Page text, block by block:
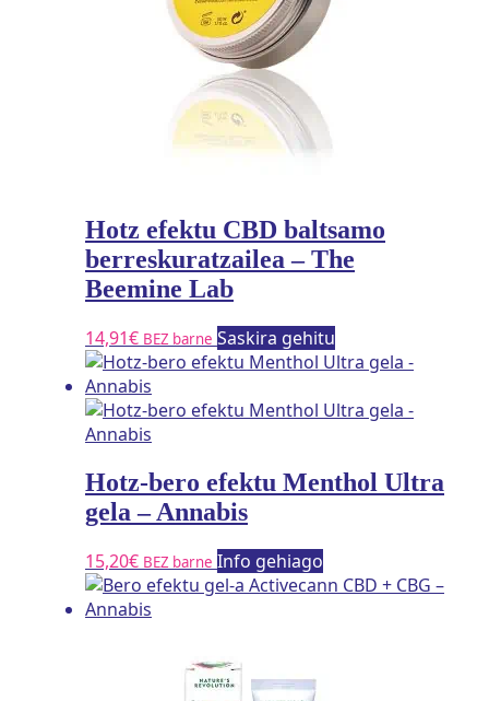
Hotz efektu CBD baltsamo
berreskuratzailea – The
Beemine Lab
14,91€ BEZ barne Saskira gehitu
Hotz-bero efektu Menthol Ultra
gela – Annabis
15,20€ BEZ barne Info gehiago